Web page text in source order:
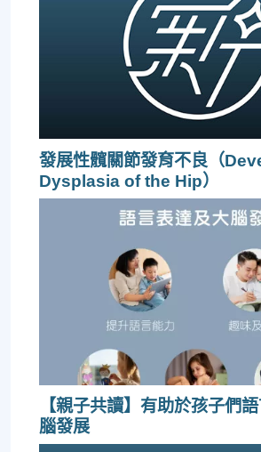
發展性髖關節發育不良（
Dysplasia of the Hip）
【親子共讀】有助於孩子們
腦發展